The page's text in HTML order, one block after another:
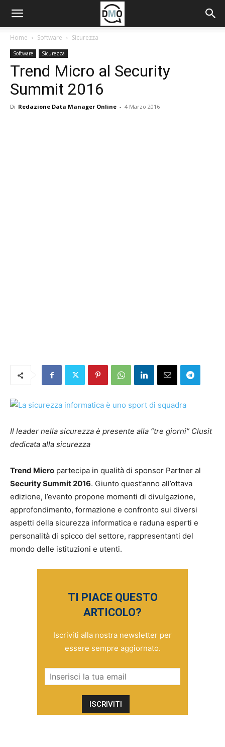
Home Software Sicurezza
Software Sicurezza
Trend Micro al Security
Summit 2016
Di Redazione Data Manager Online - 4 Marzo 2016
Il leader nella sicurezza è presente alla “tre giorni” Clusit
dedicata alla sicurezza
Trend Micro partecipa in qualità di sponsor Partner al
Security Summit 2016. Giunto quest’anno all’ottava
edizione, l’evento propone momenti di divulgazione,
approfondimento, formazione e confronto sui diversi
aspetti della sicurezza informatica e raduna esperti e
personalità di spicco del settore, rappresentanti del
mondo delle istituzioni e utenti.
TI PIACE QUESTO
ARTICOLO?
Iscriviti alla nostra newsletter per
essere sempre aggiornato.